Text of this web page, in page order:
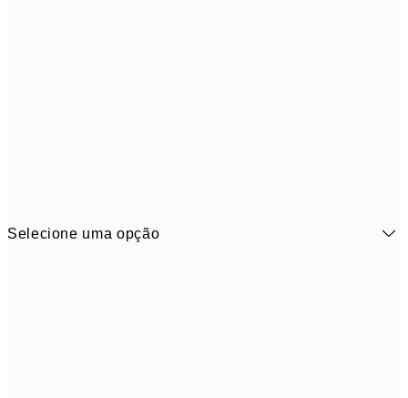
Selecione uma opção